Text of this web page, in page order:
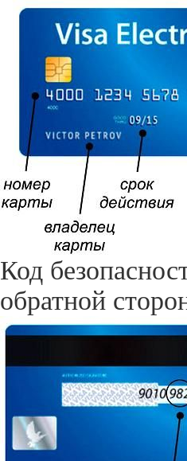
Код
обратной